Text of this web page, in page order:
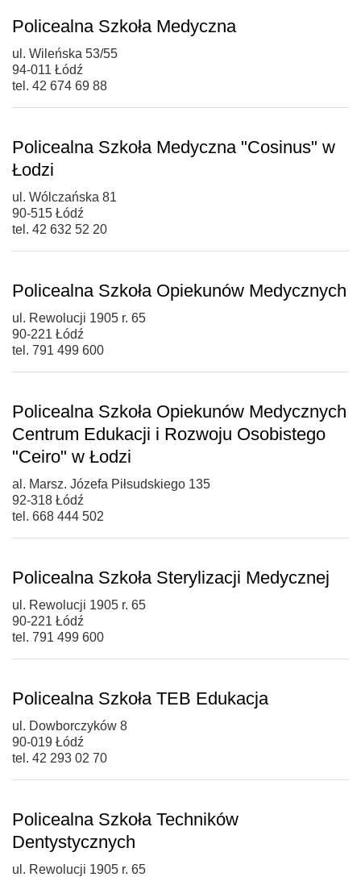
Policealna Szkoła Medyczna
ul. Wileńska 53/55
94-011 Łódź
tel. 42 674 69 88
Policealna Szkoła Medyczna "Cosinus" w
Łodzi
ul. Wólczańska 81
90-515 Łódź
tel. 42 632 52 20
Policealna Szkoła Opiekunów Medycznych
ul. Rewolucji 1905 r. 65
90-221 Łódź
tel. 791 499 600
Policealna Szkoła Opiekunów Medycznych
Centrum Edukacji i Rozwoju Osobistego
"Ceiro" w Łodzi
al. Marsz. Józefa Piłsudskiego 135
92-318 Łódź
tel. 668 444 502
Policealna Szkoła Sterylizacji Medycznej
ul. Rewolucji 1905 r. 65
90-221 Łódź
tel. 791 499 600
Policealna Szkoła TEB Edukacja
ul. Dowborczyków 8
90-019 Łódź
tel. 42 293 02 70
Policealna Szkoła Techników
Dentystycznych
ul. Rewolucji 1905 r. 65